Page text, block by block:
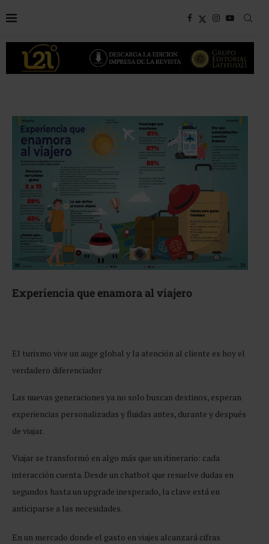
Experiencia que enamora al viajero
El turismo vive un auge global y la atención al cliente es hoy el
verdadero diferenciador
Las nuevas generaciones ya no solo buscan destinos, esperan
experiencias personalizadas y fluidas antes, durante y después
de viajar.
Viajar se transformó en algo más que un itinerario: cada
interacción cuenta. Desde un chatbot que resuelve dudas en
segundos hasta un upgrade inesperado, la clave está en
anticiparse a las necesidades.
En un mercado donde el gasto en viajes alcanzará cifras